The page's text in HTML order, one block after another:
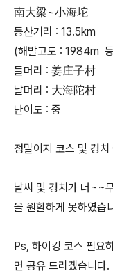
南大梁~小海坨
등산거리 : 13.5km
(해발고도 : 1984m
들머리 : 姜庄子村
날머리 : 大海陀村
난이도 : 중
정말이지 코스 및 경치
날씨 및 경치가 너~~
을 원할하게 못하였습
Ps, 하이킹 코스 필요
면 공유 드리곘습니다.